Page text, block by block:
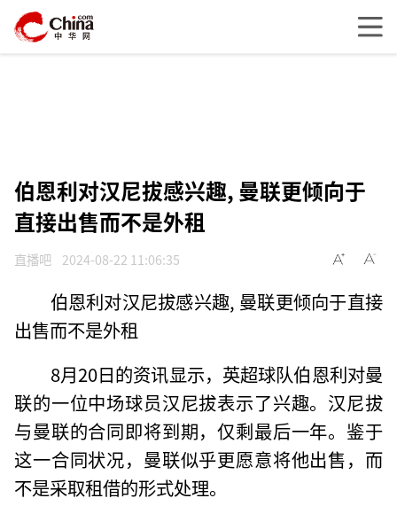
伯恩利对汉尼拔感兴趣, 曼联更倾向于
直接出售而不是外租
直播吧 2024-08-22 11:06:35
伯恩利对汉尼拔感兴趣, 曼联更倾向于直接
出售而不是外租
8月20日的资讯显示，英超球队伯恩利对曼
联的一位中场球员汉尼拔表示了兴趣。汉尼拔
与曼联的合同即将到期，仅剩最后一年。鉴于
这一合同状况，曼联似乎更愿意将他出售，而
不是采取租借的形式处理。